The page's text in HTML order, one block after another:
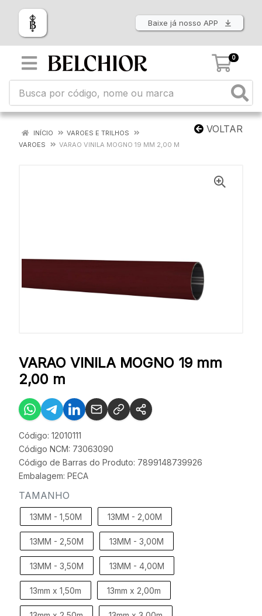
Baixe já nosso APP
0
VOLTAR
INÍCIO
VAROES E TRILHOS
VAROES
VARAO VINILA MOGNO 19 MM 2,00 M
VARAO VINILA MOGNO 19 mm
2,00 m
Código: 12010111
Código NCM: 73063090
Código de Barras do Produto: 7899148739926
Embalagem: PECA
TAMANHO
13MM - 1,50M 13MM - 2,00M
13MM - 2,50M 13MM - 3,00M
13MM - 3,50M 13MM - 4,00M
13mm x 1,50m 13mm x 2,00m